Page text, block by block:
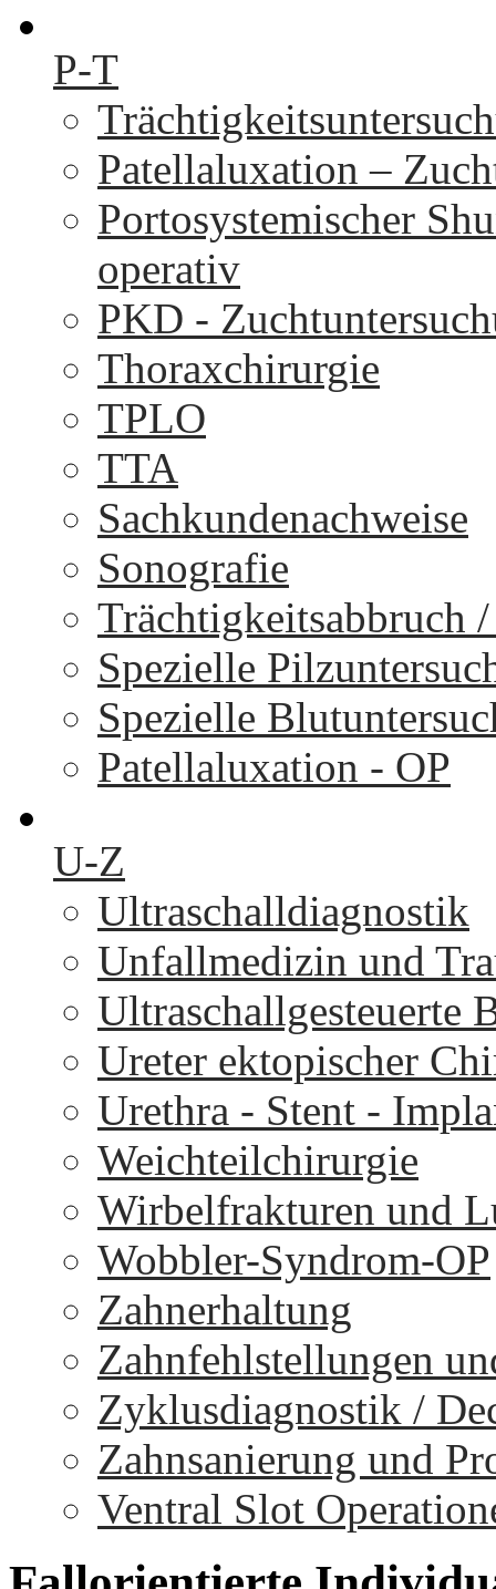
P-T
Patellaluxation –
Portosystemischer
operativ
PKD -
Thoraxchirurgie
TPLO
TTA
Sachkundenachweise
Sonografie
Trächtigkeitsabbruch
Spezielle
Spezielle
Patellaluxation - OP
U-Z
Ultraschalldiagnostik
Unfallmedizin und
Ultraschallgesteuerte
Ureter ektopischer
Urethra - Stent -
Weichteilchirurgie
Wirbelfrakturen und
Wobbler-Syndrom-OP
Zahnerhaltung
Zahnfehlstellungen
Zyklusdiagnostik /
Zahnsanierung und
Ventral Slot